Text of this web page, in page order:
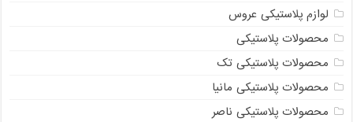
لوازم پلاستیکی عروس
محصولات پلاستیکی
محصولات پلاستیکی تک
محصولات پلاستیکی مانیا
محصولات پلاستیکی ناصر